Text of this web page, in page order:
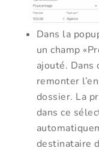
Dans la
un champ
ajouté. Dans
remonter
dossier. La
dans ce
destinataire